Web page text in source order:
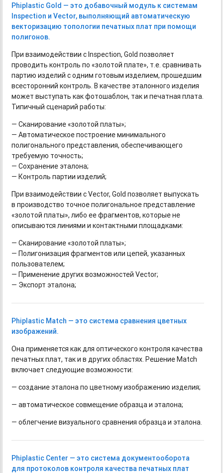
Phiplastic Gold — это добавочный модуль к системам
Inspection и Vector, выполняющий автоматическую
векторизацию топологии печатных плат при помощи
полигонов.
При взаимодействии с Inspection, Gold позволяет
проводить контроль по «золотой плате», т.е. сравнивать
партию изделий с одним готовым изделием, прошедшим
всесторонний контроль. В качестве эталонного изделия
может выступать как фотошаблон, так и печатная плата.
Типичный сценарий работы:
— Сканирование «золотой платы»;
— Автоматическое построение минимального
полигонального представления, обеспечивающего
требуемую точность;
— Сохранение эталона;
— Контроль партии изделий;
При взаимодействии с Vector, Gold позволяет выпускать
в производство точное полигональное представление
«золотой платы», либо ее фрагментов, которые не
описываются линиями и контактными площадками:
— Сканирование «золотой платы»;
— Полигонизация фрагментов или цепей, указанных
пользователем;
— Применение других возможностей Vector;
— Экспорт эталона;
Phiplastic Match — это система сравнения цветных
изображений.
Она применяется как для оптического контроля качества
печатных плат, так и в других областях. Решение Match
включает следующие возможности:
— создание эталона по цветному изображению изделия;
— автоматическое совмещение образца и эталона;
— облегчение визуального сравнения образца и эталона.
Phiplastic Center — это система документооборота
для протоколов контроля качества печатных плат